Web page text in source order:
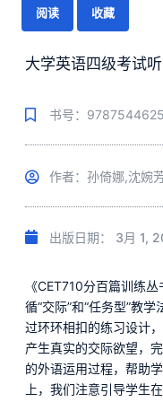
阅读 收藏
大学英语四级考试
书号：
作者：孙倚娜,沈婉
出版日期： 3月 1,
《CET710分百篇训练
循“交际”和“任务型”教
过环环相扣的练习设计
产生真实的交际欲望，
的外语运用过程，帮助
上，我们注意引导学生